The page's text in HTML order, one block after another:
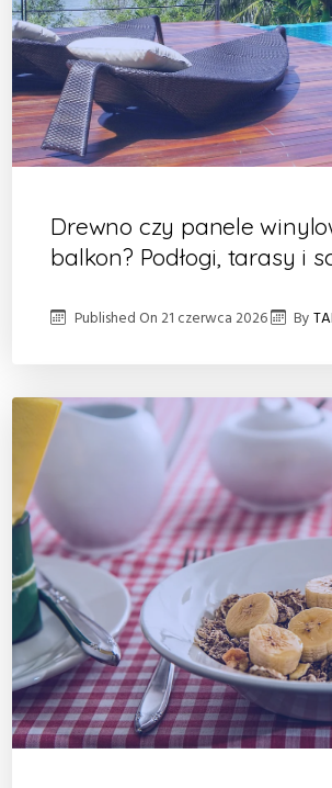
Drewno czy panele
balkon? Podłogi, tarasy i
Published On21 czerwca 2026 By